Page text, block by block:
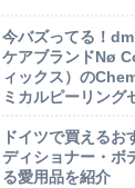
今バズってる！
ケアブランドNø
ィックス）の
ミカルピーリング
ドイツで買えるお
ディショナー・ボ
る愛用品を紹介